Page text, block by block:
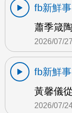
fb新鮮事
蕭季箴
2026/07/27
fb新鮮事
黃馨儀
2026/07/